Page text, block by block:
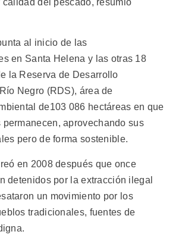
calidad del pescado, resumió
al inicio de las
en Santa Helena y las otras 18
la Reserva de Desarrollo
Negro (RDS), área de
de103 086 hectáreas en que
aprovechando sus
pero de forma sostenible.
en 2008 después que once
detenidos por la extracción ilegal
un movimiento por los
tradicionales, fuentes de